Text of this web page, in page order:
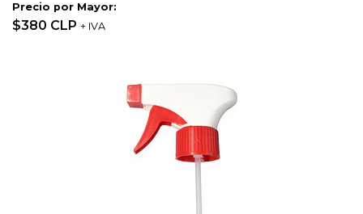
Precio por Mayor:
$380 CLP + IVA